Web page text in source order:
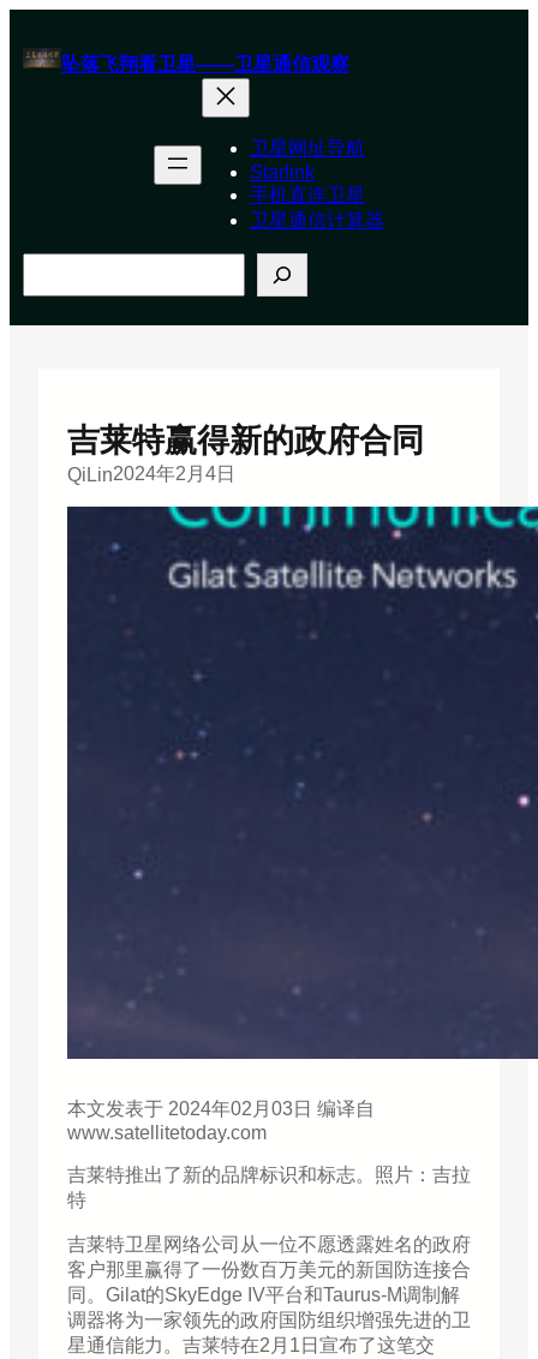
内
坠落飞翔看卫星——卫星通信观察
卫星网址导航
Starlink
手机直连卫星
卫星通信计算器
吉莱特赢得新的政府合同
QiLin2024年2月4日
本文发表于 2024年02月03日 编译自
www.satellitetoday.com
吉莱特推出了新的品牌标识和标志。照片：吉拉
特
吉莱特卫星网络公司从一位不愿透露姓名的政府
客户那里赢得了一份数百万美元的新国防连接合
同。Gilat的SkyEdge IV平台和Taurus-M调制解
调器将为一家领先的政府国防组织增强先进的卫
星通信能力。吉莱特在2月1日宣布了这笔交